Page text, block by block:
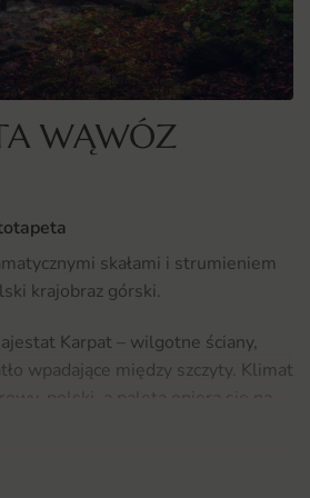
WĄWÓZ
skałami i strumieniem
krajobraz górski.
Karpat – wilgotne ściany,
wpadające między szczyty. Klimat
skał, zieleń mchu i srebrzysta